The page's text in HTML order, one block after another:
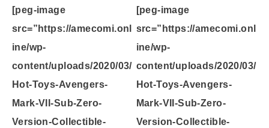
[peg-image
src=”https://amecomi.onl
ine/wp-
content/uploads/2020/03/
Hot-Toys-Avengers-
Mark-VII-Sub-Zero-
Version-Collectible-
[peg-image
src=”https://amecomi.onl
ine/wp-
content/uploads/2020/03/
Hot-Toys-Avengers-
Mark-VII-Sub-Zero-
Version-Collectible-